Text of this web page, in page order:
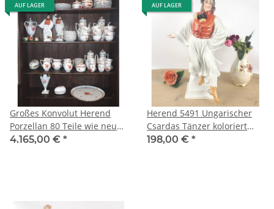
AUF LAGER
Großes Konvolut Herend
Porzellan 80 Teile wie neu
rare Einzelstücke
4.165,00 € *
AUF LAGER
Herend 5491 Ungarischer
Csardas Tänzer koloriert
Top Zustand ca 60er Jahre
198,00 € *